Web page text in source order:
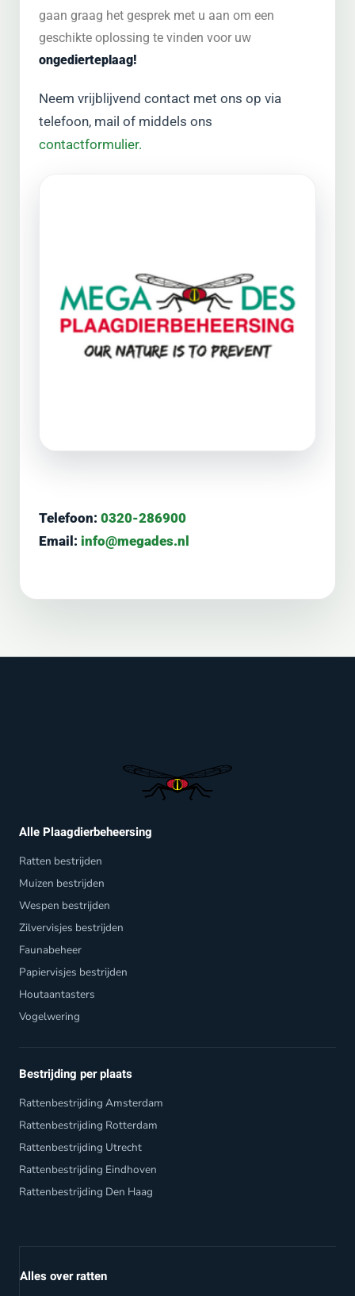
gaan graag het gesprek met u aan om een
geschikte oplossing te vinden voor uw
ongedierteplaag!
Neem vrijblijvend contact met ons op via
telefoon, mail of middels ons
contactformulier.
Telefoon: 0320-286900
Email: info@megades.nl
Alle Plaagdierbeheersing
Ratten bestrijden
Muizen bestrijden
Wespen bestrijden
Zilvervisjes bestrijden
Faunabeheer
Papiervisjes bestrijden
Houtaantasters
Vogelwering
Bestrijding per plaats
Rattenbestrijding Amsterdam
Rattenbestrijding Rotterdam
Rattenbestrijding Utrecht
Rattenbestrijding Eindhoven
Rattenbestrijding Den Haag
Alles over ratten